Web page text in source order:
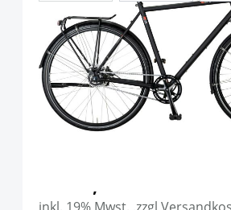
VSF
Shimano Alfine 8
Ebony Matt,
Art.-Nr.P117042